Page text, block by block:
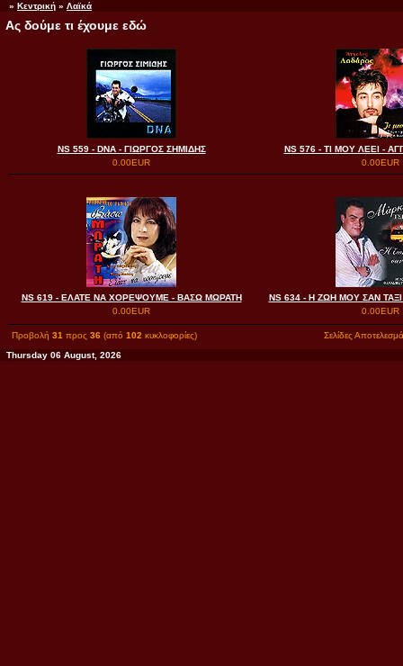
» Κεντρική » Λαϊκά
Ας δούμε τι έχουμε εδώ
NS 559 - DNA - ΓΙΩΡΓΟΣ ΣΗΜΙΔΗΣ
0.00EUR
NS 576 - ΤΙ ΜΟΥ ΛΕΕΙ -
0.00EUR
NS 619 - ΕΛΑΤΕ ΝΑ ΧΟΡΕΨΟΥΜΕ - ΒΑΣΩ ΜΩΡΑΤΗ
0.00EUR
NS 634 - Η ΖΩΗ ΜΟΥ ΣΑΝ
0.00EUR
Προβολή 31 προς 36 (από 102 κυκλοφορίες)
Σελίδες
Thursday 06 August, 2026